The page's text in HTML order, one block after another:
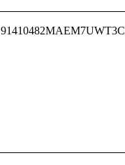
91410482MAEM7UWT3C